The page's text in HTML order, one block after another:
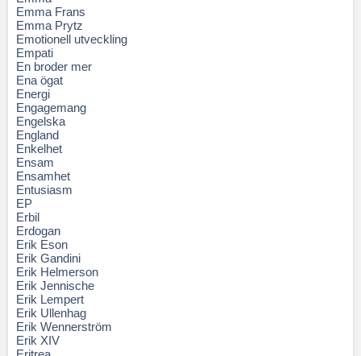
Emma Frans
Emma Prytz
Emotionell utveckling
Empati
En broder mer
Ena ögat
Energi
Engagemang
Engelska
England
Enkelhet
Ensam
Ensamhet
Entusiasm
EP
Erbil
Erdogan
Erik Eson
Erik Gandini
Erik Helmerson
Erik Jennische
Erik Lempert
Erik Ullenhag
Erik Wennerström
Erik XIV